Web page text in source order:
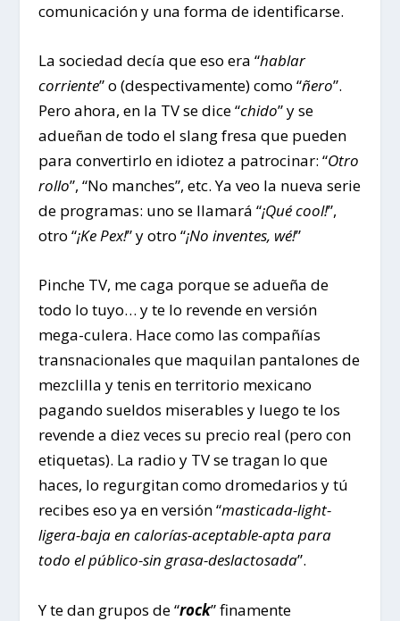
comunicación y una forma de identificarse.
La sociedad decía que eso era “hablar
corriente” o (despectivamente) como “ñero”.
Pero ahora, en la TV se dice “chido” y se
adueñan de todo el slang fresa que pueden
para convertirlo en idiotez a patrocinar: “Otro
rollo”, “No manches”, etc. Ya veo la nueva serie
de programas: uno se llamará “¡Qué cool!”,
otro “¡Ke Pex!” y otro “¡No inventes, wé!”
Pinche TV, me caga porque se adueña de
todo lo tuyo… y te lo revende en versión
mega-culera. Hace como las compañías
transnacionales que maquilan pantalones de
mezclilla y tenis en territorio mexicano
pagando sueldos miserables y luego te los
revende a diez veces su precio real (pero con
etiquetas). La radio y TV se tragan lo que
haces, lo regurgitan como dromedarios y tú
recibes eso ya en versión “masticada-light-
ligera-baja en calorías-aceptable-apta para
todo el público-sin grasa-deslactosada”.
Y te dan grupos de “rock” finamente